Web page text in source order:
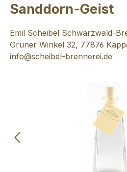
Sanddorn-Geist
Emil Scheibel Schwarzwald-
Grüner Winkel 32, 77876
info@scheibel-brennerei.de
Bildergalerie überspringen